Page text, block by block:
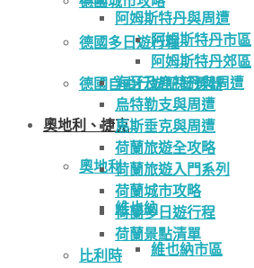
德國多日遊行程
德國自由行遊記篩選器
奧地利、捷克
奧地利
維也納
維也納市區
阿姆斯特丹與周遭
阿姆斯特丹市區
阿姆斯特丹郊區
海牙及鹿特丹與周遭
烏特勒支與周遭
馬斯垂克與周遭
荷蘭旅遊全攻略
荷蘭旅遊入門系列
荷蘭城市攻略
荷蘭多日遊行程
荷蘭景點清單
比利時